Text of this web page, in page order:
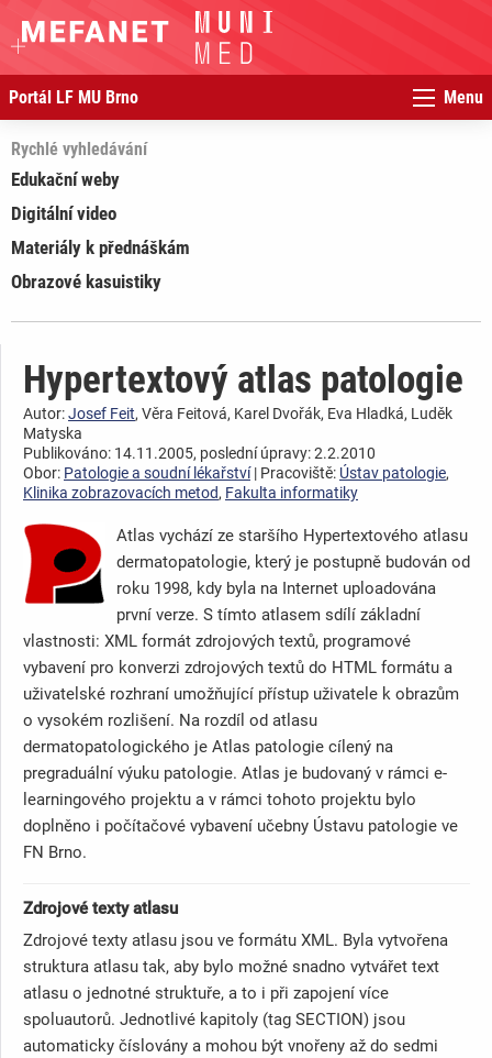
Portál LF MU Brno Menu
Rychlé vyhledávání
Edukační weby
Digitální video
Materiály k přednáškám
Obrazové kasuistiky
Hypertextový atlas patologie
Autor:Josef Feit, Věra Feitová, Karel Dvořák, Eva Hladká, Luděk
Matyska
Publikováno: 14.11.2005, poslední úpravy: 2.2.2010
Obor: Patologie a soudní lékařství| Pracoviště: Ústav patologie,
Klinika zobrazovacích metod, Fakulta informatiky
Atlas vychází ze staršího Hypertextového atlasu
dermatopatologie, který je postupně budován od
roku 1998, kdy byla na Internet uploadována
první verze. S tímto atlasem sdílí základní
vlastnosti: XML formát zdrojových textů, programové
vybavení pro konverzi zdrojových textů do HTML formátu a
uživatelské rozhraní umožňující přístup uživatele k obrazům
o vysokém rozlišení. Na rozdíl od atlasu
dermatopatologického je Atlas patologie cílený na
pregraduální výuku patologie. Atlas je budovaný v rámci e-
learningového projektu a v rámci tohoto projektu bylo
doplněno i počítačové vybavení učebny Ústavu patologie ve
FN Brno.
Zdrojové texty atlasu
Zdrojové texty atlasu jsou ve formátu XML. Byla vytvořena
struktura atlasu tak, aby bylo možné snadno vytvářet text
atlasu o jednotné struktuře, a to i při zapojení více
spoluautorů. Jednotlivé kapitoly (tag SECTION) jsou
automaticky číslovány a mohou být vnořeny až do sedmi